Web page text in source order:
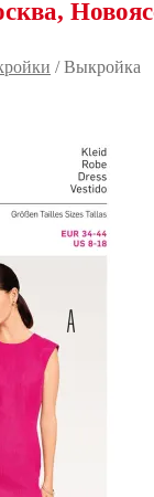
/Выкройка